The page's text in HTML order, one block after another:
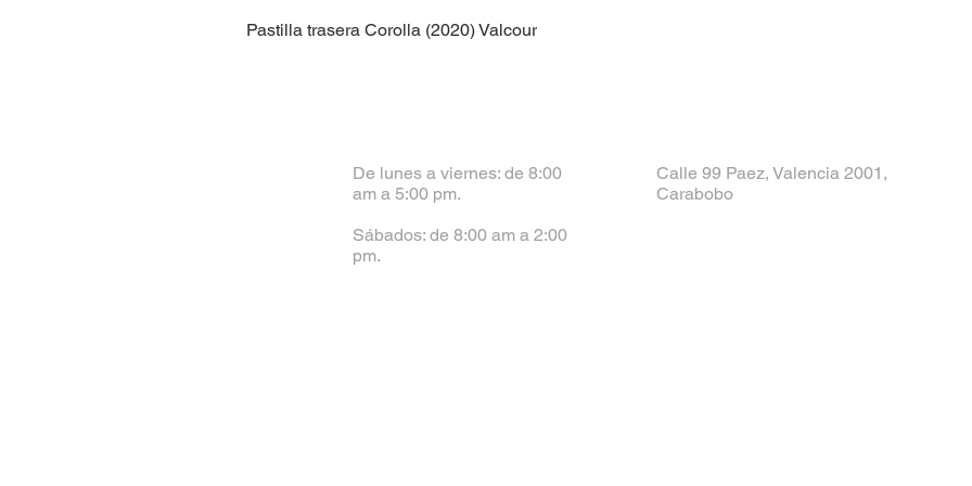
Pastilla trasera Corolla (2020) Valcour
De lunes a viernes: de 8:00
am a 5:00 pm.
Sábados: de 8:00 am a 2:00
pm.
Calle 99 Paez, Valencia 2001,
Carabobo